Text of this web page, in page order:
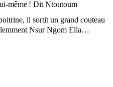
même ! Dit Ntoutoum
il sortit un grand couteau
Nsur Ngom Ella…